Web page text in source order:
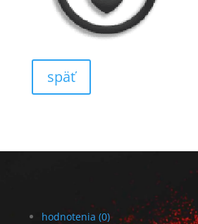
späť
hodnotenia (0)